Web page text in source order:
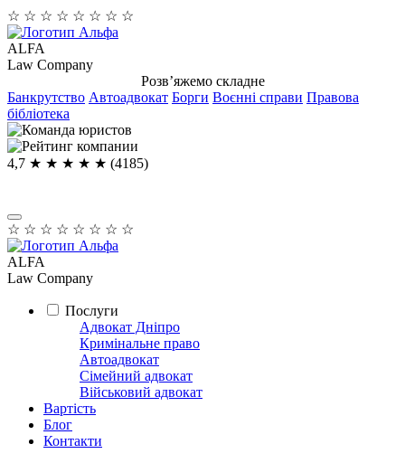
☆ ☆ ☆ ☆ ☆ ☆ ☆ ☆
ALFA
Law Company
Розв’яжемо складне
Банкрутство Автоадвокат Борги Воєнні справи Правова
бібліотека
4,7 ★ ★ ★ ★ ★ (4185)
☆ ☆ ☆ ☆ ☆ ☆ ☆ ☆
ALFA
Law Company
Послуги
Адвокат Дніпро
Кримінальне право
Автоадвокат
Сімейний адвокат
Військовий адвокат
Вартість
Блог
Контакти